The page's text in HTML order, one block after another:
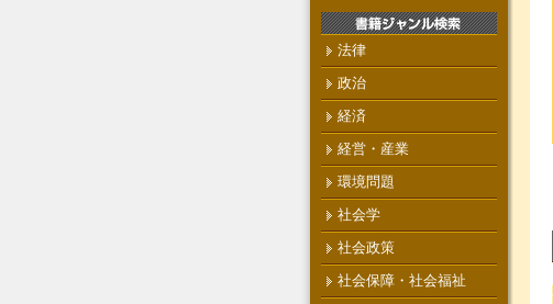
法律
政治
経済
経営・産業
環境問題
社会学
社会政策
社会保障・社会福祉